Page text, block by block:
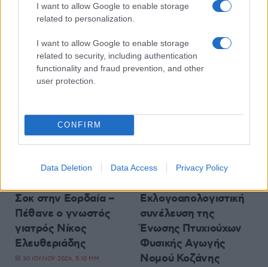
I want to allow Google to enable storage
related to personalization.
I want to allow Google to enable storage
related to security, including authentication
functionality and fraud prevention, and other
user protection.
CONFIRM
Data Deletion Data Access Privacy Policy
ΔΗΜΟΦΙΛΕΣΤΕΡΑ ΑΡΘΡΑ
ΤΑ ΣΗΜΑΝΤΙΚΟΤΕΡΑ
Σοκ στην Εορδαία –
Πέθανε o γνωστός
γιατρός Νίκος
Ελευθεριάδης
30 ΙΟΥΛΊΟΥ 2026, 5:10 ΜΜ
UNCATEGORIZED
Εκλογοαπολογιστική
συνέλευση της
Ένωσης Πτυχιούχων
Φυσικής Αγωγής
Νομού Κοζάνης